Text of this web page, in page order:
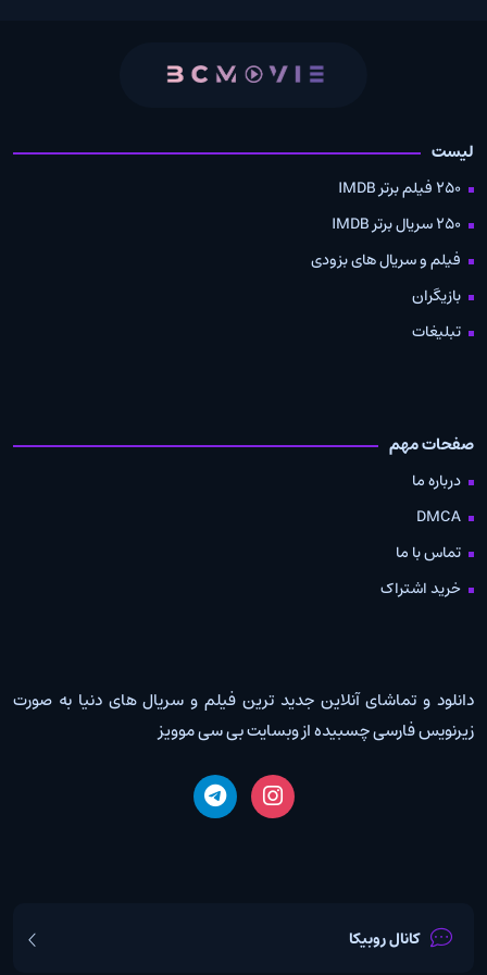
لیست
250 فیلم برتر IMDB
250 سریال برتر IMDB
فیلم و سریال های بزودی
بازیگران
تبلیغات
صفحات مهم
درباره ما
DMCA
تماس با ما
خرید اشتراک
دانلود و تماشای آنلاین جدید ترین فیلم و سریال های دنیا به صورت
زیرنویس فارسی چسبیده از وبسایت بی سی موویز
کانال روبیکا